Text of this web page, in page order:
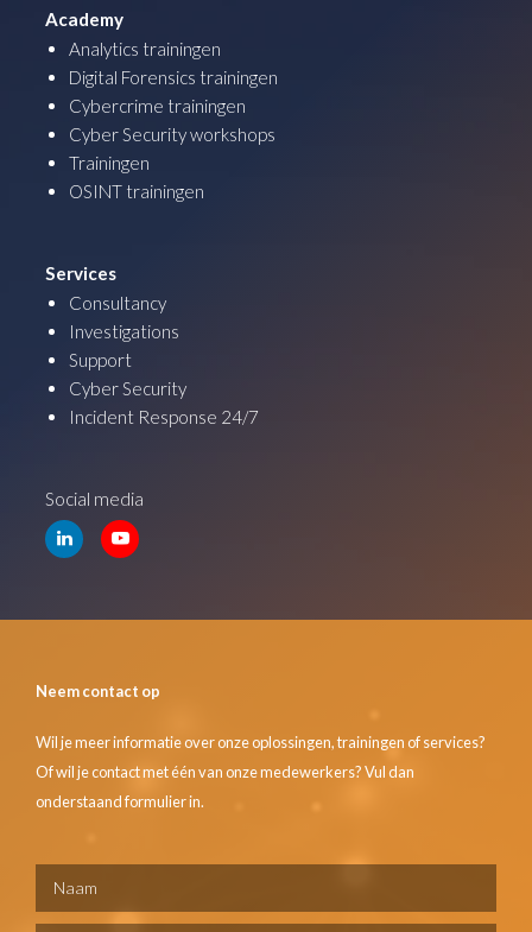
Academy
Analytics trainingen
Digital Forensics trainingen
Cybercrime trainingen
Cyber Security workshops
Trainingen
OSINT trainingen
Services
Consultancy
Investigations
Support
Cyber Security
Incident Response 24/7
Social media
Neem contact op
Wil je meer informatie over onze oplossingen, trainingen of services?
Of wil je contact met één van onze medewerkers? Vul dan
onderstaand formulier in.